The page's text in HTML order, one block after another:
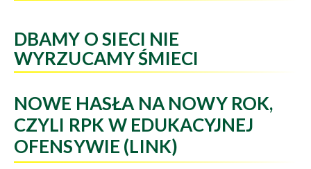
DBAMY O SIECI NIE
WYRZUCAMY ŚMIECI
NOWE HASŁA NA NOWY ROK,
CZYLI RPK W EDUKACYJNEJ
OFENSYWIE (LINK)